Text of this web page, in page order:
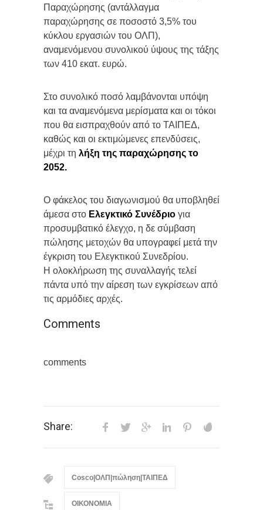
Παραχώρησης (αντάλλαγμα
παραχώρησης σε ποσοστό 3,5% του
κύκλου εργασιών του ΟΛΠ),
αναμενόμενου συνολικού ύψους της τάξης
των 410 εκατ. ευρώ.
Στο συνολικό ποσό λαμβάνονται υπόψη
και τα αναμενόμενα μερίσματα και οι τόκοι
που θα εισπραχθούν από το ΤΑΙΠΕΔ,
καθώς και οι εκτιμώμενες επενδύσεις,
μέχρι τη λήξη της παραχώρησης το
2052.
Ο φάκελος του διαγωνισμού θα υποβληθεί
άμεσα στο Ελεγκτικό Συνέδριο για
προσυμβατικό έλεγχο, η δε σύμβαση
πώλησης μετοχών θα υπογραφεί μετά την
έγκριση του Ελεγκτικού Συνεδρίου.
Η ολοκλήρωση της συναλλαγής τελεί
πάντα υπό την αίρεση των εγκρίσεων από
τις αρμόδιες αρχές.
Comments
comments
Share:
Cosco|ΟΛΠ|πώληση|ΤΑΙΠΕΔ
ΟΙΚΟΝΟΜΙΑ